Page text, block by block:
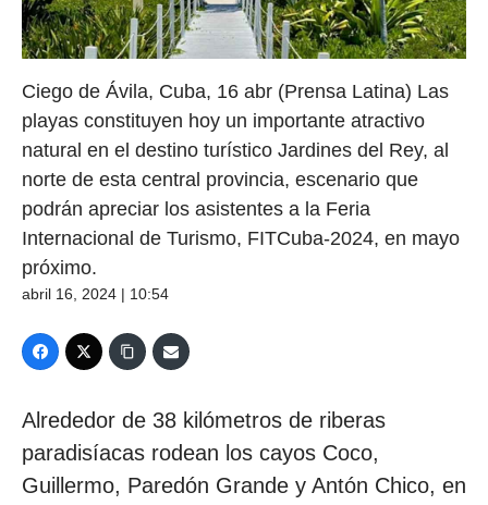
Ciego de Ávila, Cuba, 16 abr (Prensa Latina) Las
playas constituyen hoy un importante atractivo
natural en el destino turístico Jardines del Rey, al
norte de esta central provincia, escenario que
podrán apreciar los asistentes a la Feria
Internacional de Turismo, FITCuba-2024, en mayo
próximo.
abril 16, 2024 | 10:54
Alrededor de 38 kilómetros de riberas
paradisíacas rodean los cayos Coco,
Guillermo, Paredón Grande y Antón Chico, en